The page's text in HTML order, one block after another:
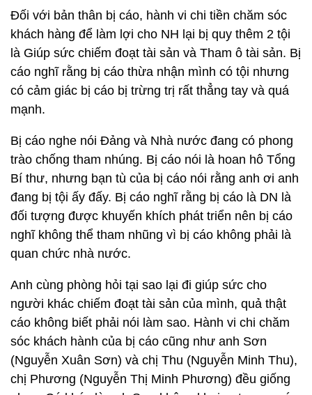
Đối với bản thân bị cáo, hành vi chi tiền chăm sóc
khách hàng để làm lợi cho NH lại bị quy thêm 2 tội
là Giúp sức chiếm đoạt tài sản và Tham ô tài sản. Bị
cáo nghĩ rằng bị cáo thừa nhận mình có tội nhưng
có cảm giác bị cáo bị trừng trị rất thẳng tay và quá
mạnh.
Bị cáo nghe nói Đảng và Nhà nước đang có phong
trào chống tham nhúng. Bị cáo nói là hoan hô Tổng
Bí thư, nhưng bạn tù của bị cáo nói rằng anh ơi anh
đang bị tội ấy đấy. Bị cáo nghĩ rằng bị cáo là DN là
đối tượng được khuyến khích phát triển nên bị cáo
nghĩ không thể tham nhũng vì bị cáo không phải là
quan chức nhà nước.
Anh cùng phòng hỏi tại sao lại đi giúp sức cho
người khác chiếm đoạt tài sản của mình, quả thật
cáo không biết phải nói làm sao. Hành vi chi chăm
sóc khách hành của bị cáo cũng như anh Sơn
(Nguyễn Xuân Sơn) và chị Thu (Nguyễn Minh Thu),
chị Phương (Nguyễn Thị Minh Phương) đều giống